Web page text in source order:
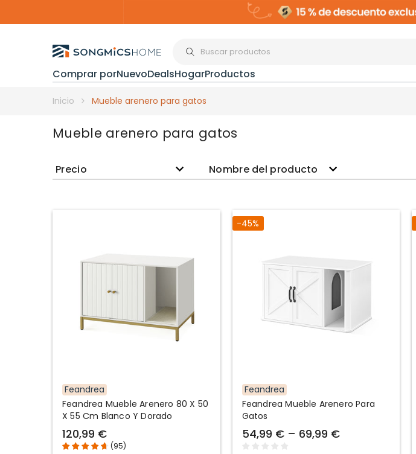
Comprar porNuevoDealsHogarProductos
Estanterías
Cajas de
Maquillaje y
Inicio Mueble arenero para gatos
Mueble arenero para gatos
Precio Nombre del producto
Feandrea
Feandrea Mueble Arenero 80 X 50
X 55 Cm Blanco Y Dorado
120,99 €
(95)
-45%
Feandrea
Feandrea Mueble Arenero Para
Gatos
54,99 € – 69,99 €